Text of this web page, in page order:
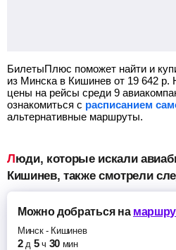
БилетыПлюс поможет найти и
из Минска в Кишинев от 19 642 р.
цены на рейсы среди 9
ознакомиться с расписанием
альтернативные маршруты.
Люди, которые искали авиабилеты Минск –
Кишинев, также смотрели
Можно добратьсяна
Минск- Кишинев
2 д 5 ч 30 мин